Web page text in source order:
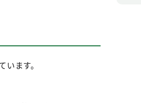
ます。